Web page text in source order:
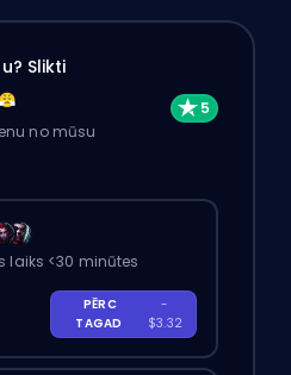
Slikti
no mūsu
laiks <30 minūtes
PĒRC
TAGAD
-
$3.32